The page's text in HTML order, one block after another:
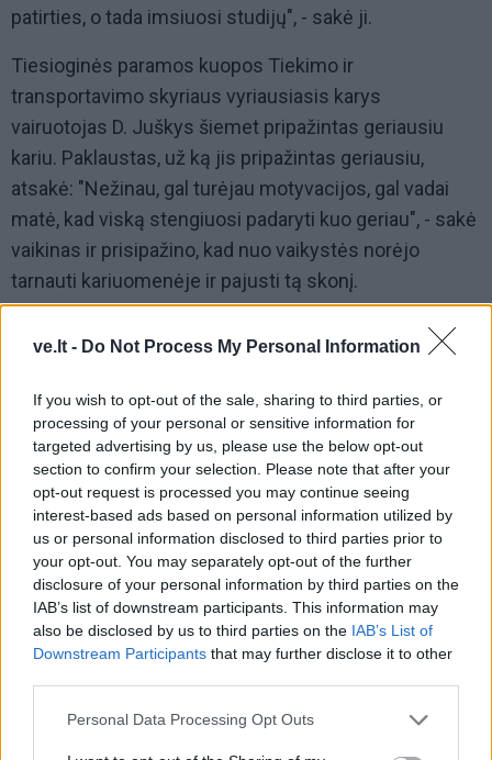
ve.lt - Do Not Process My Personal Information
If you wish to opt-out of the sale, sharing to third parties, or
processing of your personal or sensitive information for
targeted advertising by us, please use the below opt-out
section to confirm your selection. Please note that after your
opt-out request is processed you may continue seeing
interest-based ads based on personal information utilized by
us or personal information disclosed to third parties prior to
your opt-out. You may separately opt-out of the further
disclosure of your personal information by third parties on the
IAB’s list of downstream participants. This information may
also be disclosed by us to third parties on the IAB’s List of
Downstream Participants that may further disclose it to other
Personal Data Processing Opt Outs
patirties, o tada imsiuosi studijų", - sakė ji.
Tiesioginės paramos kuopos Tiekimo ir
transportavimo skyriaus vyriausiasis karys
vairuotojas D. Juškys šiemet pripažintas geriausiu
kariu. Paklaustas, už ką jis pripažintas geriausiu,
atsakė: "Nežinau, gal turėjau motyvacijos, gal vadai
matė, kad viską stengiuosi padaryti kuo geriau", - sakė
vaikinas ir prisipažino, kad nuo vaikystės norėjo
tarnauti kariuomenėje ir pajusti tą skonį.
"Man patiko, pasiliksiu ir rugsėjį pradėsiu profesinę
karo tarnybą Dragūnų batalione. Dar planuoju baigti
dvyliktą klasę. Prieš tai buvau kitoks žmogus. Po 11
klasės mečiau mokyklą, ėjau dirbti, nežinau, kas man
susišvietė. Mane kariuomenė pakeitė. Įkrėtė košės į
galvą. Čia tampi ir psichologiškai, ir fiziškai stipresnis.
Kariuomenė iš tikrųjų geras dalykas. Nebūtinai turi
ateiti stiprūs žmonės. Ir silpnesnis po truputį gali
sustiprėti", - kalbėjo vaikinas iš Šilutės.
Dragūnų bataliono šauktiniai išlydėti į
atsargą